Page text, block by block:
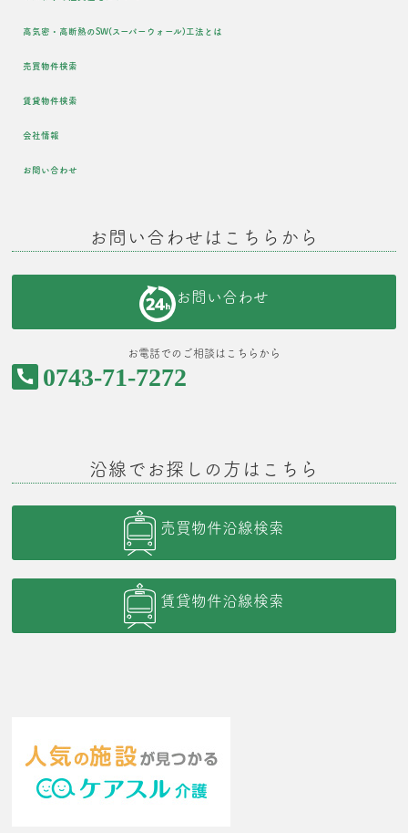
高気密・高断熱のSW(スーパーウォール)工法とは
売買物件検索
賃貸物件検索
会社情報
お問い合わせ
お問い合わせはこちらから
お問い合わせ
お電話でのご相談はこちらから
0743-71-7272
沿線でお探しの方はこちら
売買物件沿線検索
賃貸物件沿線検索